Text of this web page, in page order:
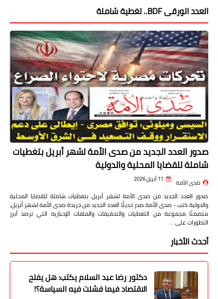
العدد الورقى BDF.. تغطية شاملة
صدور العدد الجديد من صدى الأمة لشهر أبريل بتغطيات
شاملة للقضايا المحلية والدولية
صدى الأمة 11 أبريل 2026
صدور العدد الجديد من صدى الأمة لشهر أبريل بتغطيات شاملة للقضايا المحلية
والدولية كتب - صدى الأمة صدر حديثًا العدد الجديد من جريدة صدى الأمة لشهر أبريل،
متضمنًا مجموعة من التغطيات والتحقيقات والملفات الإخبارية التي ترصد أبرز
التطورات على …
أحدث الأخبار
دكتور رضا عبد السلام يكتب: هل يفلح
الاقتصاد فيما فشلت فيه السياسة؟!